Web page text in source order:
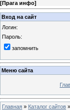
[Прага инфо]
Вход на сайт
Логин:
Пароль:
запомнить
Меню сайта
Главная » Каталог сайтов »